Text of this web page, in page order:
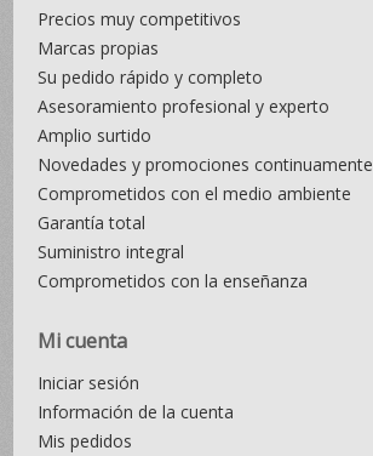
Precios muy competitivos
Marcas propias
Su pedido rápido y completo
Asesoramiento profesional y experto
Amplio surtido
Novedades y promociones continuamente
Comprometidos con el medio ambiente
Garantía total
Suministro integral
Comprometidos con la enseñanza
Mi cuenta
Iniciar sesión
Información de la cuenta
Mis pedidos